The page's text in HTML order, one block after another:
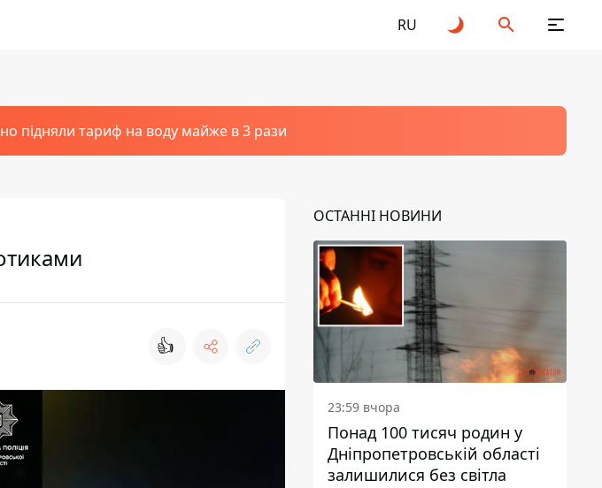
RU
підняли тариф на воду майже в 3 рази
👍
ОСТАННІ НОВИНИ
23:59 вчора
Понад 100 тисяч родин у
Дніпропетровській області
залишилися без світла